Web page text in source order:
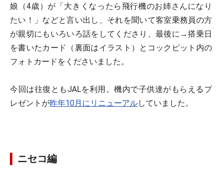
娘（4歳）が「大きくなったら飛行機のお姉さんになり
たい！」などと言い出し、それを聞いて客室乗務員の方
が親切にもいろいろ話をしてくださり、最後に→搭乗日
を書いたカード（裏面はイラスト）とコックピット内の
フォトカードをくださいました。
今回は往復ともJALを利用。機内で子供達がもらえるプ
レゼントが昨年10月にリニューアルしていました。
ニセコ編